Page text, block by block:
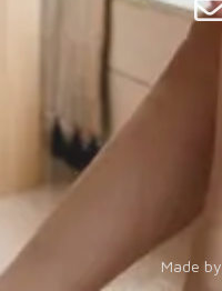
Made by